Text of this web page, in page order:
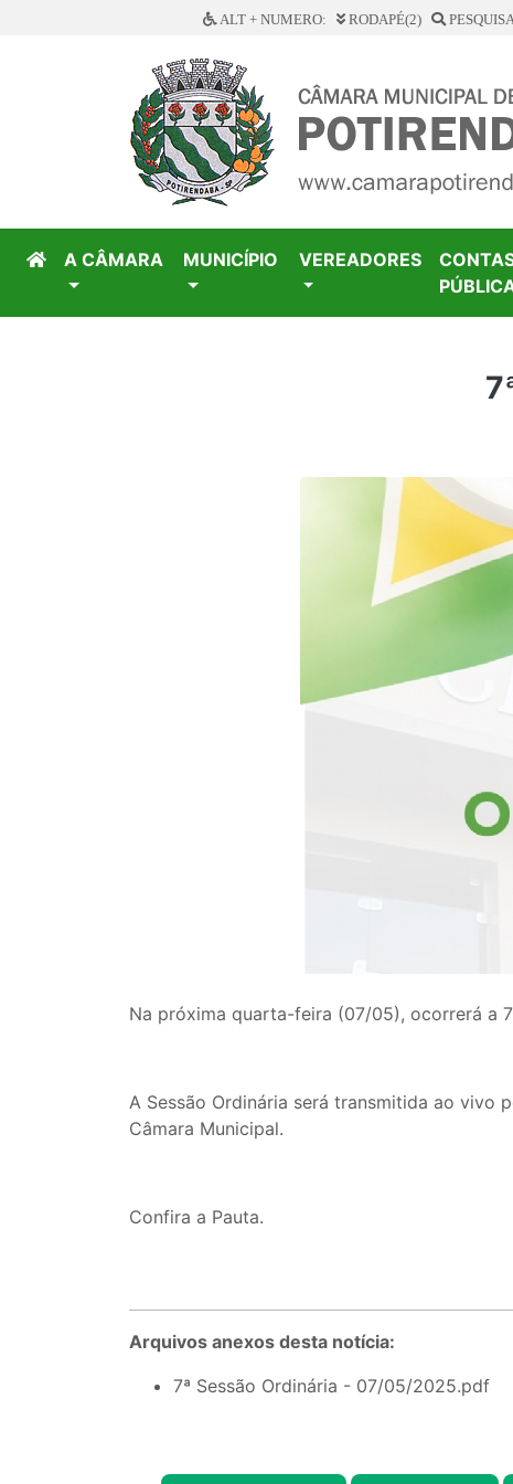
ALT + NUMERO: RODAPÉ(2)
A CÂMARA MUNICÍPIO VEREADORES
Na próxima quarta-feira (07/05), ocorrerá a
A Sessão Ordinária será transmitida ao vivo
Câmara Municipal.
Confira a Pauta.
Arquivos anexos desta notícia:
7ª Sessão Ordinária - 07/05/2025.pdf